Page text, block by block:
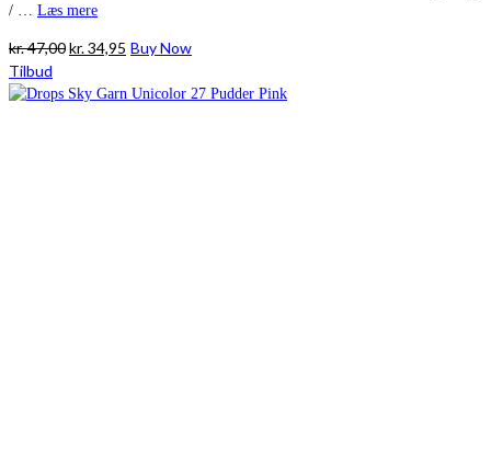
/ … Læs mere
kr.47,00Den
pris
kr.34,95 Den
pris
Buy Now
Tilbud